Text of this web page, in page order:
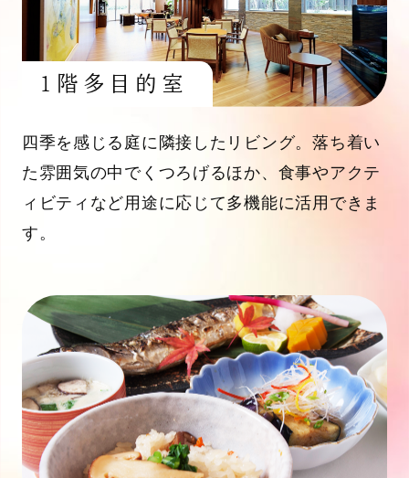
1階多目的室
四季を感じる庭に隣接したリビング。落ち着い
た雰囲気の中でくつろげるほか、食事やアクテ
ィビティなど用途に応じて多機能に活用できま
す。